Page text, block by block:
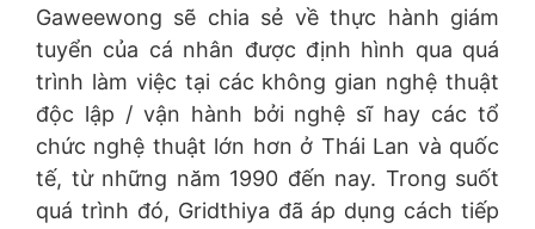
Gaweewong sẽ chia sẻ về thực hành giám
tuyển của cá nhân được định hình qua quá
trình làm việc tại các không gian nghệ thuật
độc lập / vận hành bởi nghệ sĩ hay các tổ
chức nghệ thuật lớn hơn ở Thái Lan và quốc
tế, từ những năm 1990 đến nay. Trong suốt
quá trình đó, Gridthiya đã áp dụng cách tiếp